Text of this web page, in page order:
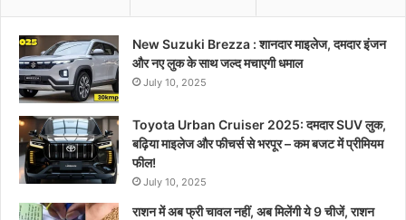
New Suzuki Brezza : शानदार माइलेज, दमदार इंजन
और नए लुक के साथ जल्द मचाएगी धमाल
July 10, 2025
Toyota Urban Cruiser 2025: दमदार SUV लुक,
बढ़िया माइलेज और फीचर्स से भरपूर – कम बजट में प्रीमियम
फील!
July 10, 2025
राशन में अब फ्री चावल नहीं, अब मिलेंगी ये 9 चीजें, राशन